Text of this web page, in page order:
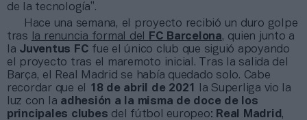
de la tecnología”.
Hace una semana, el proyecto recibió un duro golpe
tras
la renuncia formal del FC Barcelona, quien junto a
la Juventus FC fue el único club que siguió apoyando
el proyecto tras el maremoto inicial. Tras la salida del
Barça, el Real Madrid se había quedado solo. Cabe
recordar que el
18 de abril de 2021
la Superliga vio la
luz con la adhesión a la misma de doce de los
principales clubes del fútbol europeo: Real Madrid ,